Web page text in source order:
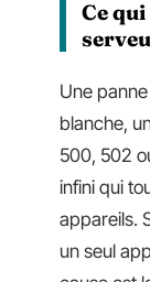
Ce
Une
blanche,
500, 502
infini qui
appareils.
un seul